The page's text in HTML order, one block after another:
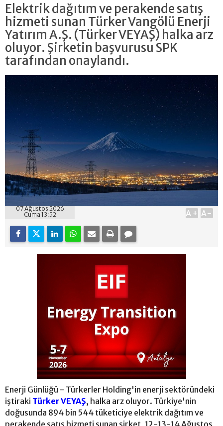
Elektrik dağıtım ve perakende satış
hizmeti sunan Türker Vangölü Enerji
Yatırım A.Ş. (Türker VEYAŞ) halka arz
oluyor. Şirketin başvurusu SPK
tarafından onaylandı.
07 Ağustos 2026
Cuma 13:52
A+ A-
Enerji Günlüğü - Türkerler Holding'in enerji sektöründeki
iştiraki Türker VEYAŞ, halka arz oluyor. Türkiye'nin
doğusunda 894 bin 544 tüketiciye elektrik dağıtım ve